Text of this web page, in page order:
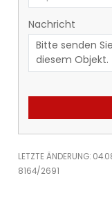
Nachricht
LETZTE ÄNDERUNG:
8164/2691